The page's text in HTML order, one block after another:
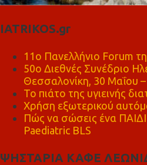
IATRIKOS.gr
11ο Πανελλήνιο Forum
50ο Διεθνές Συνέδριο
Θεσσαλονίκη, 30 Μαΐου –
Το πιάτο της υγιεινής
Χρήση εξωτερικού
Πώς να σώσεις ένα
Paediatric BLS
ΨΗΣΤΑΡΙΑ ΚΑΦΕ